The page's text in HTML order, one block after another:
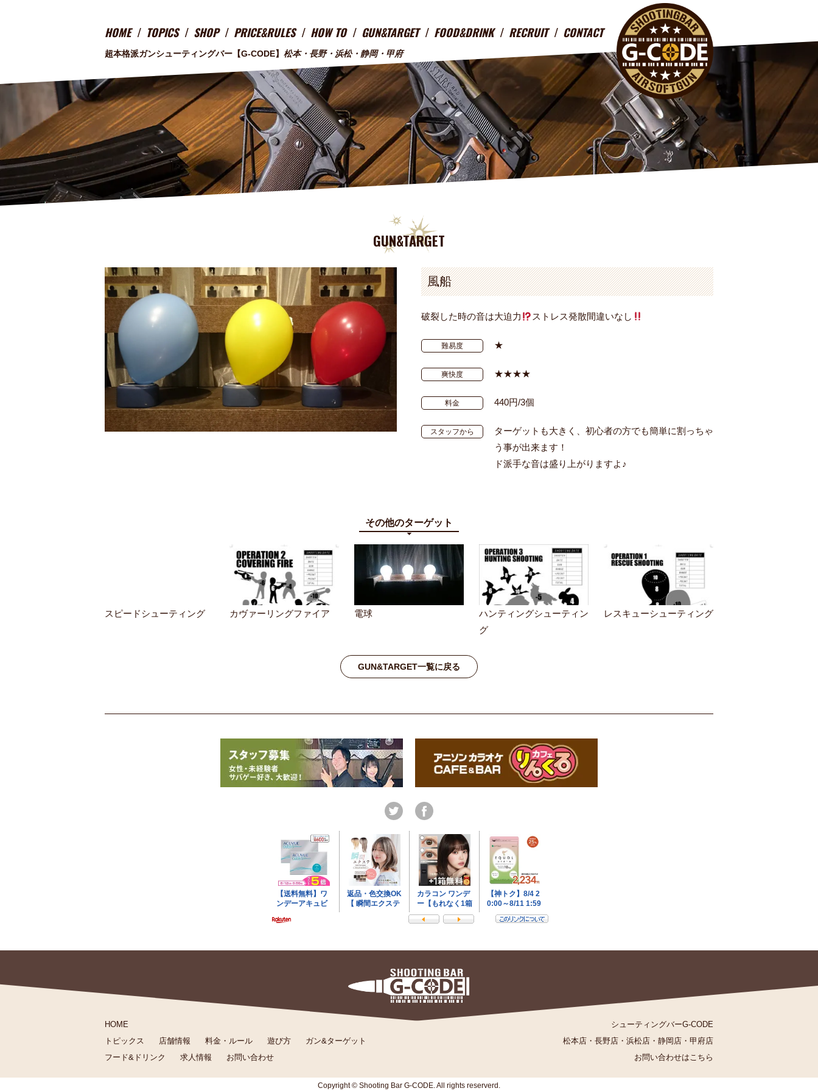
超本格派ガンシューティングバー 【G-CODE】 松本・長野・浜松・静岡・甲府
HOME TOPICS SHOP PRICE&RULES HOW TO GUN&TARGET FOOD&DRINK RECRUIT CONTACT
GUN&TARGET
風船
破裂した時の音は大迫力 ストレス発散間違いなし
難易度 ★
爽快度 ★★★★
料金 440円/3個
スタッフから
ターゲットも大きく、初心者の方でも簡単に割っちゃ
う事が出来ます！
ド派手な音は盛り上がりますよ♪
その他のターゲット
スピードシューティング カヴァーリングファイア 電球
ハンティングシューティン
グ
レスキューシューティング
GUN&TARGET一覧に戻る
HOME
トピックス
店舗情報 料金・ルール 遊び方
ガン&ターゲット
フード&ドリンク
求人情報 お問い合わせ
シューティングバーG-CODE
松本店 ・ 長野店 ・ 浜松店 ・ 静岡店 ・ 甲府店
お問い合わせはこちら
Copyright © Shooting Bar G-CODE.All rights reserverd.